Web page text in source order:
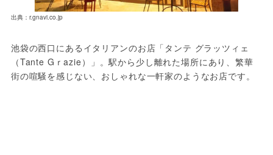
出典：r.gnavi.co.jp
池袋の西口にあるイタリアンのお店「タンテ グラッツィェ
（Tante Gｒazie）」。駅から少し離れた場所にあり、繁華
街の喧騒を感じない、おしゃれな一軒家のようなお店です。